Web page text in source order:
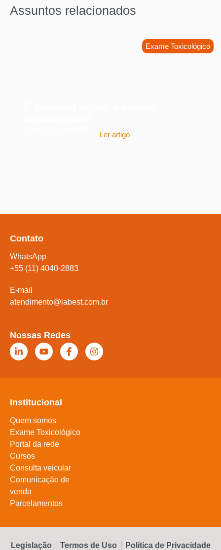
Assuntos relacionados
Exame Toxicológico
Ler artigo
Contato
WhatsApp
+55 (11) 4040-2883
E-mail
atendimento@labest.com.br
Nossas Redes
Institucional
Quem somos
Exame Toxicológico
Portal da rede
Cursos
Consulta veicular
Comunicação de
venda
Parcelamentos
Legislação Termos de Uso Política de Privacidade